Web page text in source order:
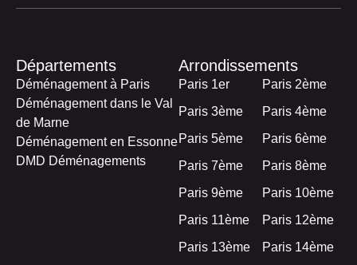
Départements
Déménagement à Paris
Déménagement dans le Val
de Marne
Déménagement en Essonne
DMD Déménagements
Arrondissements
Paris 1er
Paris 2ème
Paris 3ème
Paris 4ème
Paris 5ème
Paris 6ème
Paris 7ème
Paris 8ème
Paris 9ème
Paris 10ème
Paris 11ème
Paris 12ème
Paris 13ème
Paris 14ème